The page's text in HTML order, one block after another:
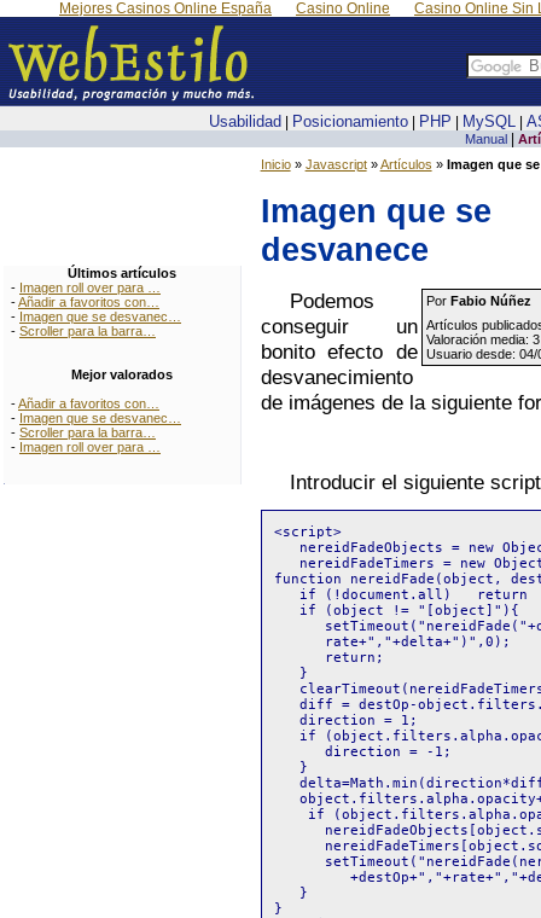
Mejores Casinos Online España Casino Online Casino Online Sin
Usabilidad Posicionamiento| PHP MySQL|
Manual
Inicio» Javascript»Artículos » Imagen que
Imagen que se
desvanece
Por Fabio Núñez
Artículos
Valoración media:
Usuario desde: 04/
Podemos
conseguir un
bonito efecto de
desvanecimiento
de imágenes de la siguiente
Introducir el siguiente
<script>
nereidFadeObjects = new
nereidFadeTimers = new
function nereidFade(object,
   if (!document.all)   return
   if (object != "[object]"){
rate+","+delta+")",0);
      return;
   }
diff = destOp-
   direction = 1;
if
direction = -1;
   }
if
   }
}
Últimos artículos
- Imagen roll over para …
-Añadir a favoritos con…
- Imagen que se desvanec…
- Scroller para la barra…
Mejor valorados
-Añadir a favoritos con…
- Imagen que se desvanec…
- Scroller para la barra…
- Imagen roll over para …